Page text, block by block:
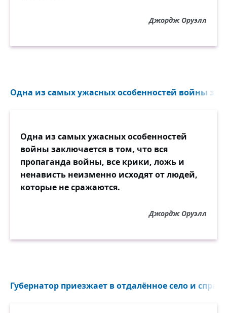
Джордж Оруэлл
Одна из самых ужасных особенностей войны
Одна из самых ужасных особенностей
войны заключается в том, что вся
пропаганда войны, все крики, ложь и
ненависть неизменно исходят от людей,
которые не сражаются.
Джордж Оруэлл
Губернатор приезжает в отдалённое село и